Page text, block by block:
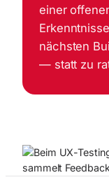
einer
nächsten
— statt zu